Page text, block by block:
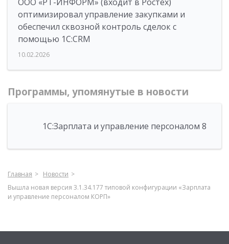
оптимизировал управление закупками и
обеспечил сквозной контроль сделок с
помощью 1С:CRM
10.02.2026
Программы, упомянутые в новости
1С:Зарплата и управление персоналом 8
Главная
Новости
Вышла новая версия 3.1.34.177 типовой конфигурации «Зарплата
и управление персоналом КОРП»